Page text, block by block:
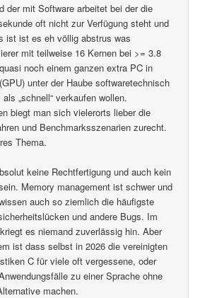
der mit Software arbeitet bei der die
oft nicht zur Verfügung steht und
ist ist es eh völlig abstrus was
mit teilweise 16 Kernen bei >= 3.8
noch einem ganzen extra PC in
unter der Haube softwaretechnisch
„schnell“ verkaufen wollen.
biegt man sich vielerorts lieber die
und Benchmarksszenarien zurecht.
Thema.
keine Rechtfertigung und auch kein
Memory management ist schwer und
auch so ziemlich die häufigste
und andere Bugs. Im
es niemand zuverlässig hin. Aber
ist dass selbst in 2026 die vereinigten
C für viele oft vergessene, oder
zu einer Sprache ohne
machen.